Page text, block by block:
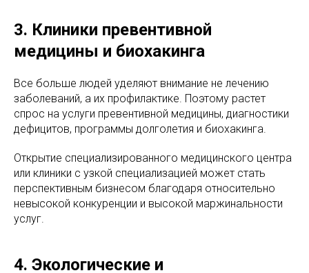
3. Клиники превентивной
медицины и биохакинга
Все больше людей уделяют внимание не лечению
заболеваний, а их профилактике. Поэтому растет
спрос на услуги превентивной медицины, диагностики
дефицитов, программы долголетия и биохакинга.
Открытие специализированного медицинского центра
или клиники с узкой специализацией может стать
перспективным бизнесом благодаря относительно
невысокой конкуренции и высокой маржинальности
услуг.
4. Экологические и